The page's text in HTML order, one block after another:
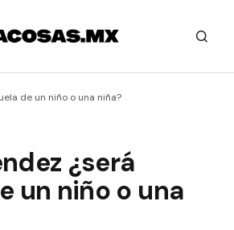
de un niño o una niña?
¿será
un niño o una